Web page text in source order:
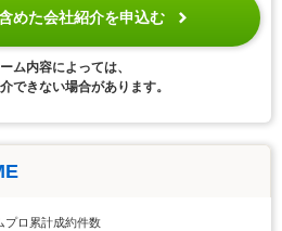
めた会社紹介を申込む
ム内容によっては、
できない場合があります。
プロ累計成約件数